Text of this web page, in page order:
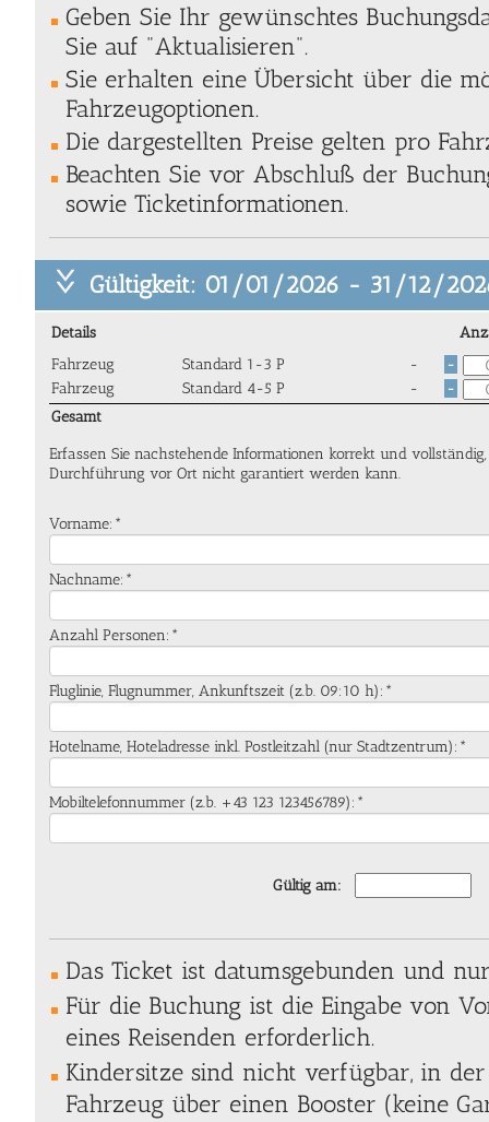
Geben Sie Ihr gewünschtes
Sie auf "Aktualisieren".
Sie erhalten eine Übersicht über die
Fahrzeugoptionen.
Die dargestellten Preise gelten pro
Beachten Sie vor Abschluß der
sowie Ticketinformationen.
Gültigkeit: 01/01/2026 - 31/12/
Details
Fahrzeug
Standard 1-3 P - -
Fahrzeug Standard 4-5 P - -
Gesamt
Erfassen Sie nachstehende Informationen korrekt und
Durchführung vor Ort nicht garantiert werden kann.
Vorname:*
Nachname:*
Anzahl Personen:*
Fluglinie, Flugnummer, Ankunftszeit (z.b. 09:10 h):*
Hotelname, Hoteladresse inkl. Postleitzahl (nur Stadtzentrum):*
Mobiltelefonnummer (z.b. +43 123 123456789):*
Gültig am:
Das Ticket ist datumsgebunden und
Für die Buchung ist die Eingabe von
eines Reisenden erforderlich.
Kindersitze sind nicht verfügbar, in
Fahrzeug über einen Booster (keine